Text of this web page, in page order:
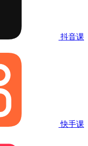
抖音课
快手课